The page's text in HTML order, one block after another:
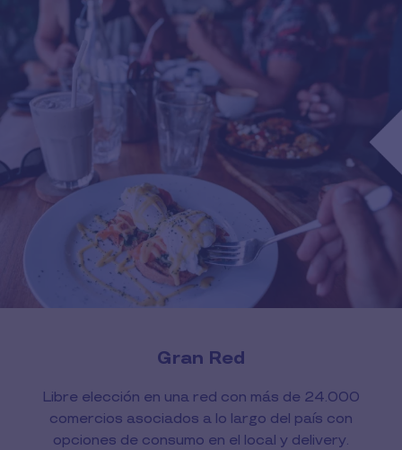
Gran Red
Libre elección en una red con más de 24.000
comercios asociados a lo largo del país con
opciones de consumo en el local y delivery.